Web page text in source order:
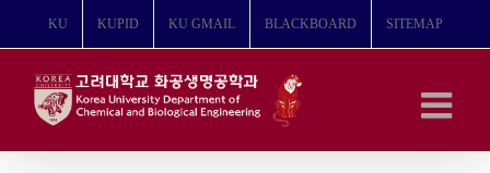
뛰
KU KUPID KU GMAIL BLACKBOARD SITEMAP